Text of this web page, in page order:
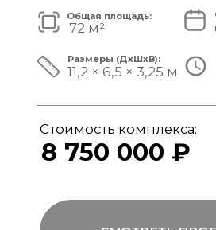
6 950 000 ₽
11,7 × 3,9 × 3,25 м
80 дней
48 м²
Общая площадь: